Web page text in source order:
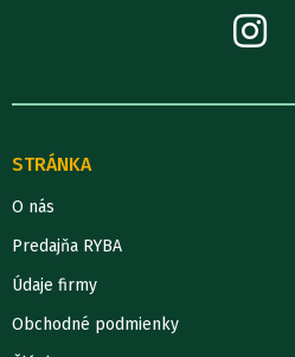
STRÁNKA
O nás
Predajňa RYBA
Údaje firmy
Obchodné podmienky